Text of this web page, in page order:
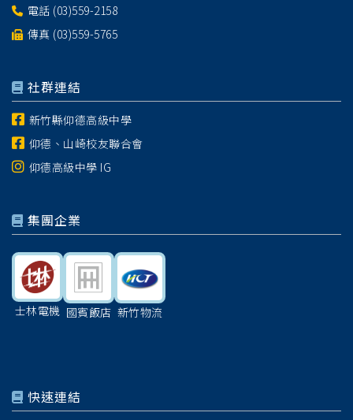
電話 (03)559-2158
傳真 (03)559-5765
社群連結
新竹縣仰德高級中學
仰德、山崎校友聯合會
仰德高級中學 IG
集團企業
士林電機 國賓飯店 新竹物流
快速連結